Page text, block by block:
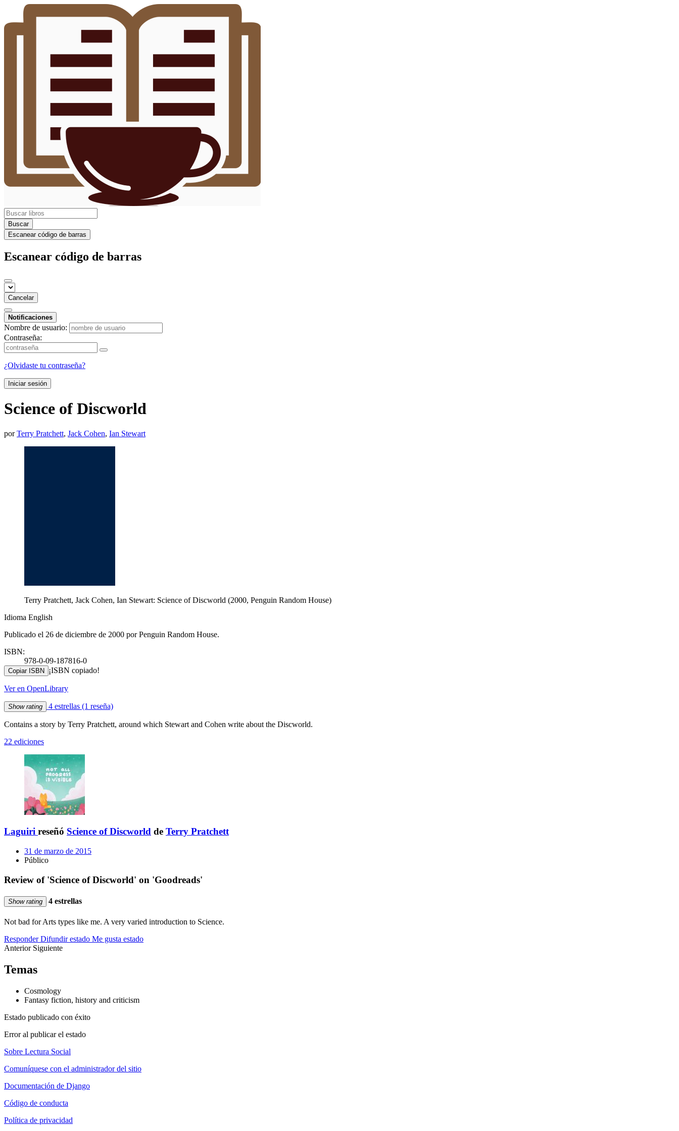
Buscar
Escanear código de barras
Escanear código de barras
Cancelar
Notificaciones
Nombre de usuario:
Contraseña:
¿Olvidaste tu contraseña?
Iniciar sesión
Science of Discworld
porTerry Pratchett, Jack Cohen, Ian Stewart
Terry Pratchett, Jack Cohen, Ian Stewart: Science of Discworld (2000, Penguin Random House)
Idioma English
Publicado el 26 de diciembre de 2000 por Penguin Random House.
ISBN:
978-0-09-187816-0
Copiar ISBN ¡ISBN copiado!
Ver en OpenLibrary
Show rating 4 estrellas (1 reseña)
Contains a story by Terry Pratchett, around which Stewart and Cohen write about the Discworld.
22 ediciones
Laguiri reseñó Science of Discworld de Terry Pratchett
31 de marzo de 2015
Público
Review of 'Science of Discworld' on 'Goodreads'
Show rating 4 estrellas
Not bad for Arts types like me. A very varied introduction to Science.
Responder Difundir estado Me gusta estado
Anterior Siguiente
Temas
Cosmology
Fantasy fiction, history and criticism
Estado publicado con éxito
Error al publicar el estado
Sobre Lectura Social
Comuníquese con el administrador del sitio
Documentación de Django
Código de conducta
Política de privacidad